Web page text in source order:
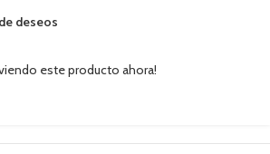
deseos
este producto ahora!